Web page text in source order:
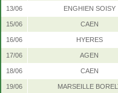
13/06 ENGHIEN SOISY
15/06 CAEN
16/06 HYERES
17/06 AGEN
18/06 CAEN
19/06 MARSEILLE